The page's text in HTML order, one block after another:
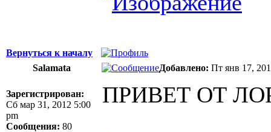
Вернуться к началу
Salamata
Добавлено: Пт янв 17,
Зарегистрирован:
Сб мар 31, 2012 5:00
pm
Сообщения: 80
ПРИВЕТ ОТ